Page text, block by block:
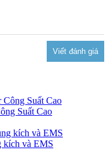
Suất Cao
kích và EMS